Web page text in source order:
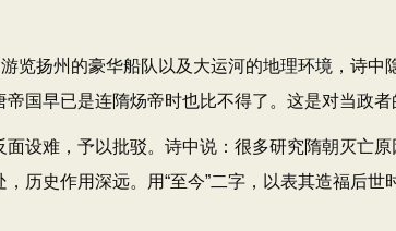
扬州的豪华船队以及大运河的地理环境，诗中
国早已是连隋炀帝时也比不得了。这是对当政者
难，予以批驳。诗中说：很多研究隋朝灭亡原
历史作用深远。用“至今”二字，以表其造福后世